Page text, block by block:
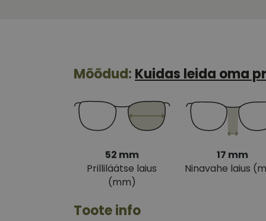
Mõõdud: Kuidas leida oma
52 mm
Prilliläätse laius
(mm)
17 mm
Ninavahe laius
Toote info